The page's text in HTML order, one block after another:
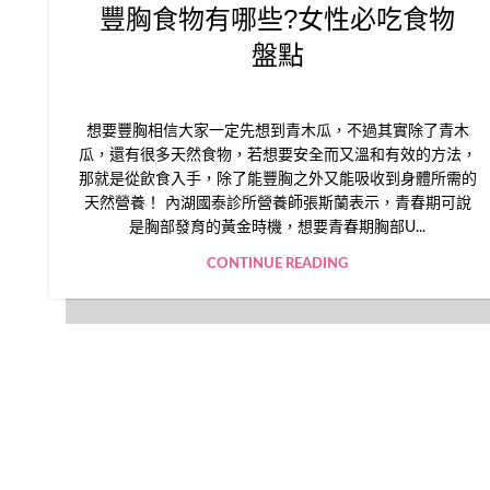
豐胸食物有哪些?女性必吃食物
盤點
想要豐胸相信大家一定先想到青木瓜，不過其實除了青木
瓜，還有很多天然食物，若想要安全而又溫和有效的方法，
那就是從飲食入手，除了能豐胸之外又能吸收到身體所需的
天然營養！ 內湖國泰診所營養師張斯蘭表示，青春期可說
是胸部發育的黃金時機，想要青春期胸部U...
CONTINUE READING